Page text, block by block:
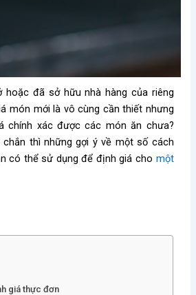
hoặc đã sở hữu nhà hàng của riêng
món mới là vô cùng cần thiết nhưng
chính xác được các món ăn chưa?
thì những gợi ý về một số cách
có thể sử dụng để định giá cho một
giá thực đơn